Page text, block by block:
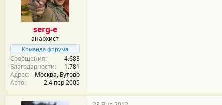
serg-e
анархист
Команда форума
Сообщения
4.688
Благодарности
1.781
Адрес
Москва, Бутово
Авто
2.4 пер 2005